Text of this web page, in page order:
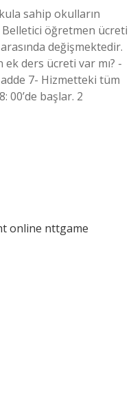
sahip okulların
öğretmen ücreti
arasında değişmektedir.
ders ücreti var mı? -
7- Hizmetteki tüm
başlar. 2
online nttgame